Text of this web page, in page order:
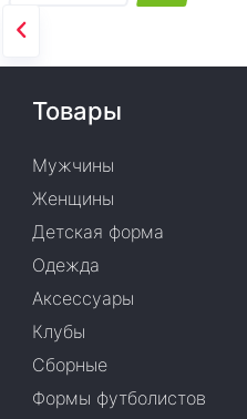
Товары
Мужчины
Женщины
Детская форма
Одежда
Аксессуары
Клубы
Сборные
Формы футболистов